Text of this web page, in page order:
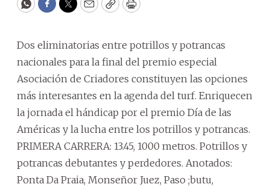
WhatsApp
Facebook
Twitter
EmailCopyPrint
Dos eliminatorias entre potrillos y potrancas
nacionales para la final del premio especial
Asociación de Criadores constituyen las opciones
más interesantes en la agenda del turf. Enriquecen
la jornada el hándicap por el premio Día de las
Américas y la lucha entre los potrillos y potrancas.
PRIMERA CARRERA: 13.45, 1000 metros. Potrillos y
potrancas debutantes y perdedores. Anotados:
Ponta Da Praia, Monseñor Juez, Paso ;butu,